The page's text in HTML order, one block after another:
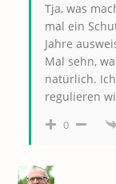
Tja, was
mal ein
Jahre
Mal sehn,
natürlich.
regulieren
0